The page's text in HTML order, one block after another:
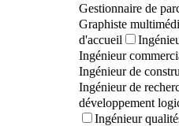
Gestionnaire de
Graphiste
d'accueil
Ingénieur
Ingénieur de
Ingénieur de
développement
Ingénieur